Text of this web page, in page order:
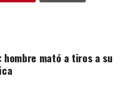
mató a tiros a su